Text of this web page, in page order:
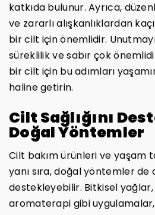
katkıda bulunur. Ayrıca,
ve zararlı alışkanlıklardan
bir cilt için önemlidir.
süreklilik ve sabır çok
bir cilt için bu adımları
haline getirin.
Cilt Sağlığını
Doğal Yöntemler
Cilt bakım ürünleri ve yaşam
yanı sıra, doğal yöntemler de
destekleyebilir. Bitkisel
aromaterapi gibi